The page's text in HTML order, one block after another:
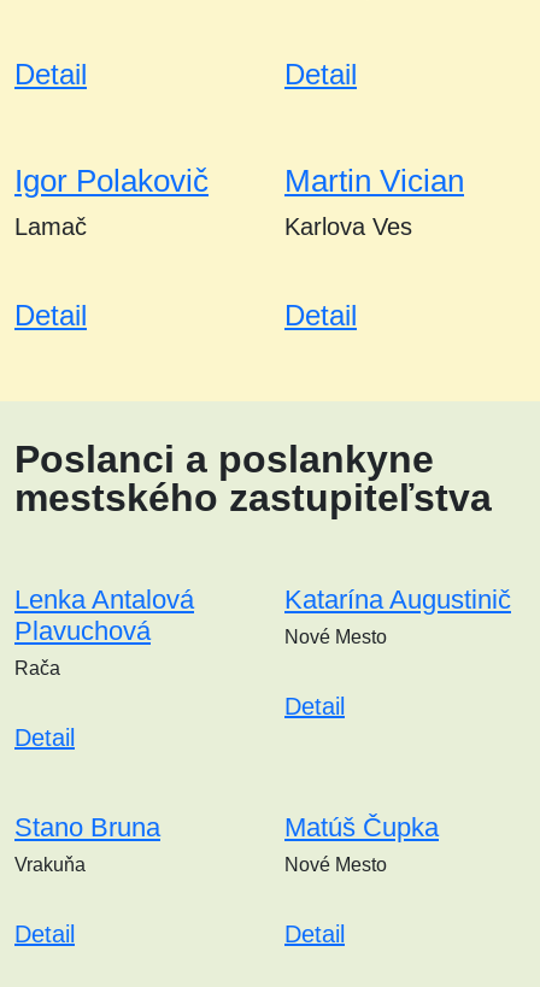
Detail Detail
Igor Polakovič
Lamač
Detail
Martin Vician
Karlova Ves
Detail
Poslanci a poslankyne
mestského zastupiteľstva
Lenka Antalová
Plavuchová
Rača
Detail
Katarína Augustinič
Nové Mesto
Detail
Stano Bruna
Vrakuňa
Detail
Matúš Čupka
Nové Mesto
Detail